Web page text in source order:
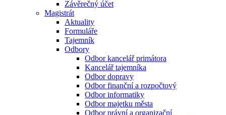
Závěrečný účet
Magistrát
Aktuality
Formuláře
Tajemník
Odbory
Odbor kancelář primátora
Kancelář tajemníka
Odbor dopravy
Odbor finanční a rozpočtový
Odbor informatiky
Odbor majetku města
Odbor právní a organizační